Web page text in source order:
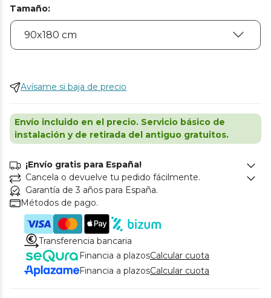
Tamaño:
Avísame si baja de precio
Envío incluido en el precio. Servicio básico de
instalación y de retirada del antiguo gratuitos.
¡Envío gratis para España!
Cancela o devuelve tu pedido fácilmente.
Garantía de 3 años para España.
Métodos de pago.
Transferencia bancaria
Financia a plazosCalcular cuota
Financia a plazosCalcular cuota